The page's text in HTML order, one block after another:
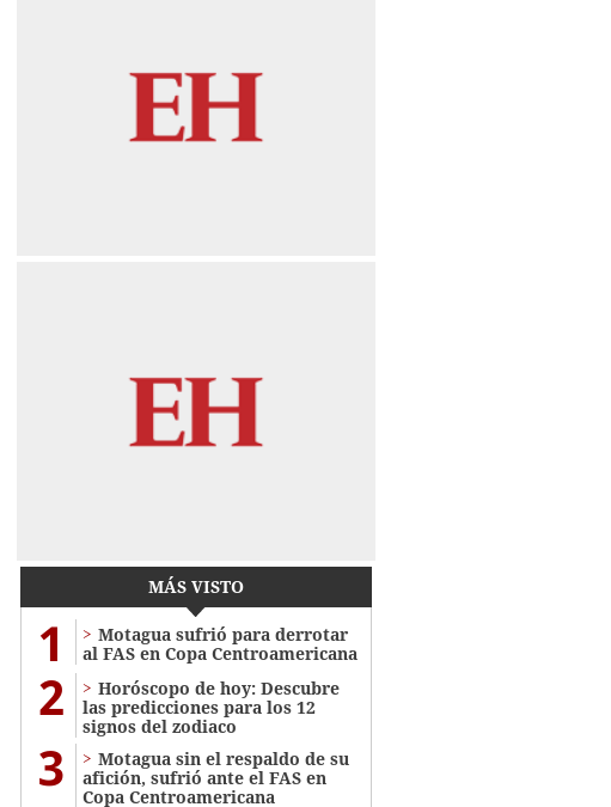
MÁS VISTO
1
Motagua sufrió para derrotar
al FAS en Copa Centroamericana
2
Horóscopo de hoy: Descubre
las predicciones para los 12
signos del zodiaco
3
Motagua sin el respaldo de su
afición, sufrió ante el FAS en
Copa Centroamericana